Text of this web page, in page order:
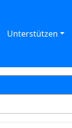
Unterstützen